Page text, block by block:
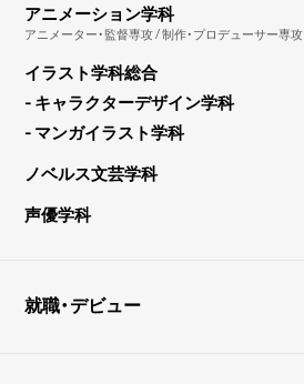
アニメーション学科
アニメーター・監督専攻 / 制作・プロデューサー専攻
イラスト学科総合
- キャラクターデザイン学科
- マンガイラスト学科
ノベルス文芸学科
声優学科
就職・デビュー